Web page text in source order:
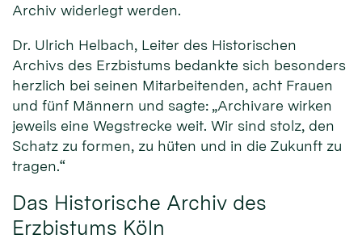
Archiv widerlegt werden.
Dr. Ulrich Helbach, Leiter des Historischen
Archivs des Erzbistums bedankte sich besonders
herzlich bei seinen Mitarbeitenden, acht Frauen
und fünf Männern und sagte: „Archivare wirken
jeweils eine Wegstrecke weit. Wir sind stolz, den
Schatz zu formen, zu hüten und in die Zukunft zu
tragen.“
Das Historische Archiv des
Erzbistums Köln